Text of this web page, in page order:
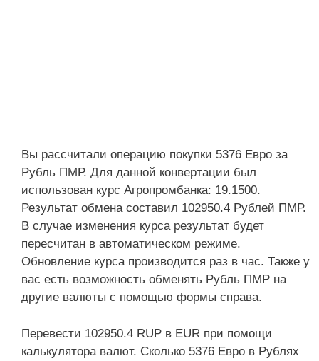
Вы рассчитали операцию покупки 5376 Евро за
Рубль ПМР. Для данной конвертации был
использован курс Агропромбанка: 19.1500.
Результат обмена составил 102950.4 Рублей ПМР.
В случае изменения курса результат будет
пересчитан в автоматическом режиме.
Обновление курса производится раз в час. Также у
вас есть возможность обменять Рубль ПМР на
другие валюты с помощью формы справа.
Перевести 102950.4 RUP в EUR при помощи
калькулятора валют. Сколько 5376 Евро в Рублях